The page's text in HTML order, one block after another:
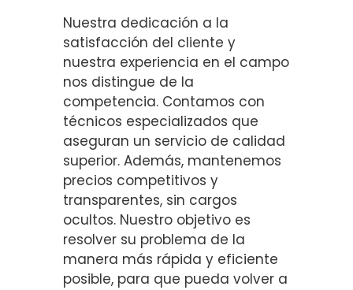
Nuestra dedicación a la
satisfacción del cliente y
nuestra experiencia en el campo
nos distingue de la
competencia. Contamos con
técnicos especializados que
aseguran un servicio de calidad
superior. Además, mantenemos
precios competitivos y
transparentes, sin cargos
ocultos. Nuestro objetivo es
resolver su problema de la
manera más rápida y eficiente
posible, para que pueda volver a